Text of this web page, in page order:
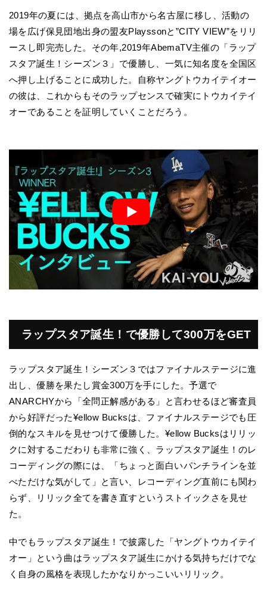
2019年の夏には、拠点を高山市から名古屋に移し、活動の
場を広げ保見団地出身の盟友Playssonと”CITY VIEW”をリリ
ースし即完売した。その年,2019年AbemaTV主催の「ラップ
スタア誕生！シーズン３」で優勝し、一気に知名度を全国区
へ押し上げることに成功した。自称ヤングトウカイテイオー
の彼は、これからもそのラップセンスで確実にトウカイテイ
オーであることを証明していくことだろう。
ラップスタア誕生！で優勝して300万をGET
ラップスタア誕生！シーズン３ではファイナルステージに進
出し、優勝を果たし賞金300万を手にした。予選で
ANARCHYから「全問正解感がある」と言わせるほど審査員
から好評だった¥ellow Bucksは、ファイナルステージでも圧
倒的なスキルを見せつけて優勝した。¥ellow Bucksはリリッ
クに対するこだわりも非常に強く、ラップスタア誕生！のレ
コーディングの際には、「ちょっと面白いパンチラインを並
べただけな気がして」と言い、レコーディング直前にも関わ
らず、リリック全てを書き直すというストイックさを見せ
た。
中でもラップスタア誕生！で披露した「ヤングトウカイテイ
オー」という曲はラップスタア誕生にかける気持ちだけでな
く自身の風格を表現したかなりかっこいいリリック。